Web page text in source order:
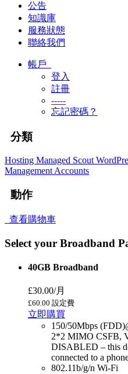
公告
知識庫
服務狀態
聯絡我們
帳戶
登入
註冊
-----
忘記密碼？
分類
Hosting Managed Scout
Management Accounts
動作
查看購物車
Select your Broadband
40GB Broadband
£30.00/月
£60.00 設定費
立即購買
150/50Mbps
2*2 MIMO CSFB,
DISABLED – this
connected to a
802.11b/g/n Wi-Fi